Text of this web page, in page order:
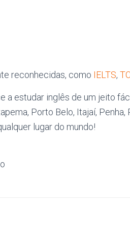
reconhecidas, como IELTS,
a estudar inglês de um jeito
Porto Belo, Itajaí, Penha,
lugar do mundo!